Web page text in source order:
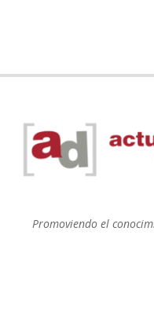
Promoviendo el